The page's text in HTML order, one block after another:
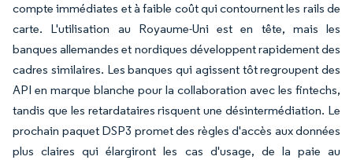
compte immédiates et à faible coût qui contournent les rails de
carte. L'utilisation au Royaume-Uni est en tête, mais les
banques allemandes et nordiques développent rapidement des
cadres similaires. Les banques qui agissent tôt regroupent des
API en marque blanche pour la collaboration avec les fintechs,
tandis que les retardataires risquent une désintermédiation. Le
prochain paquet DSP3 promet des règles d'accès aux données
plus claires qui élargiront les cas d'usage, de la paie au